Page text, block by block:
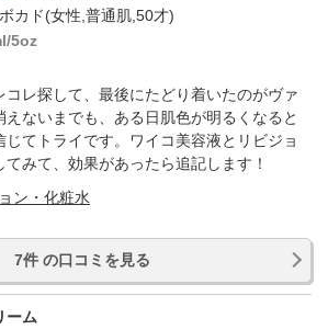
カド(女性,普通肌,50才)
5oz
コレ探して、最後にたどり着いたのがヴァ
えないまでも、ある日肌色が明るくなると
てトライです。ワイコ美容液とリビジョ
みて、効果があったら追記します！
ン・化粧水
7件 の口コミを見る
ーム